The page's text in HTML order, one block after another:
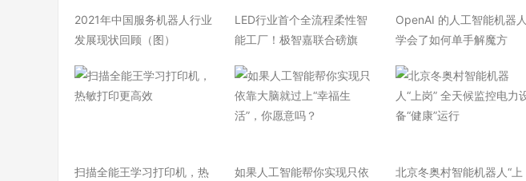
2021年中国服务机器人行业
发展现状回顾（图）
LED行业首个全流程柔性智
能工厂！极智嘉联合磅旗
OpenAI 的人工智能机器人
学会了如何单手解魔方
扫描全能王学习打印机，热
如果人工智能帮你实现只依
北京冬奥村智能机器人“上